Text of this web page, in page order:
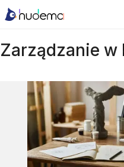
Zarządzanie w